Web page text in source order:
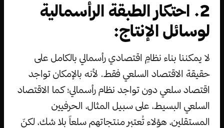
2. احتكار الطبقة الرأسمالية
لوسائل الإنتاج:
لا يمكننا بناء نظامٍ اقتصادي رأسمالي بالكامل على
حقيقة الاقتصاد السلعي فقط. لأنه بالإمكان تواجد
اقتصاد سلعي دون تواجد نظام رأسمالي؛ كما الاقتصاد
السلعي البسيط، على سبيل المثال، الحرفيين
المستقلين، هؤلاء تُعتبر منتجاتهم سلعاً بلا شك، لكنّ